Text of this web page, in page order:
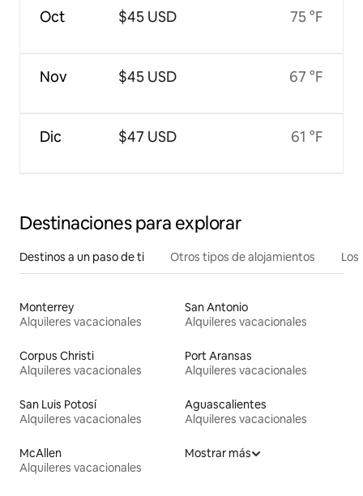
Oct
Nov
Dic
$45 USD
$45 USD
$47 USD
75 °F
67 °F
61 °F
Destinaciones para explorar
Destinos a un paso de ti Otros tipos de alojamientos
Monterrey
Alquileres vacacionales
San Antonio
Alquileres vacacionales
Corpus Christi
Alquileres vacacionales
Port Aransas
Alquileres vacacionales
San Luis Potosí
Alquileres vacacionales
Aguascalientes
Alquileres vacacionales
McAllen
Alquileres vacacionales
Mostrar más